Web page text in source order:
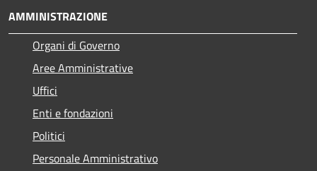
AMMINISTRAZIONE
Organi di Governo
Aree Amministrative
Uffici
Enti e fondazioni
Politici
Personale Amministrativo